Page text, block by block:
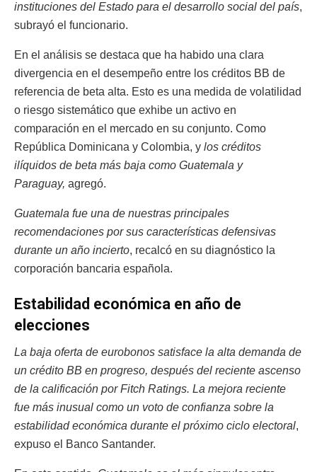
instituciones del Estado para el desarrollo social del país,
subrayó el funcionario.
En el análisis se destaca que ha habido una clara
divergencia en el desempeño entre los créditos BB de
referencia de beta alta. Esto es una medida de volatilidad
o riesgo sistemático que exhibe un activo en
comparación en el mercado en su conjunto. Como
República Dominicana y Colombia, y los créditos
ilíquidos de beta más baja como Guatemala y
Paraguay, agregó.
Guatemala fue una de nuestras principales
recomendaciones por sus características defensivas
durante un año incierto, recalcó en su diagnóstico la
corporación bancaria española.
Estabilidad económica en año de
elecciones
La baja oferta de eurobonos satisface la alta demanda de
un crédito BB en progreso, después del reciente ascenso
de la calificación por Fitch Ratings. La mejora reciente
fue más inusual como un voto de confianza sobre la
estabilidad económica durante el próximo ciclo electoral,
expuso el Banco Santander.